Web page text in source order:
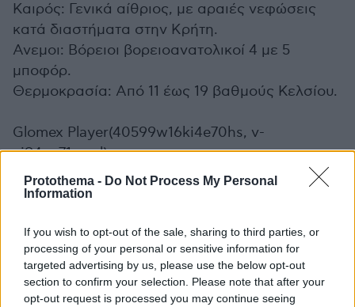
Protothema - Do Not Process My Personal
Information
If you wish to opt-out of the sale, sharing to third parties, or
processing of your personal or sensitive information for
targeted advertising by us, please use the below opt-out
section to confirm your selection. Please note that after your
opt-out request is processed you may continue seeing
Καιρός: Γενικά αίθριος, με αραιές νεφώσεις
κατά διαστήματα στην Κρήτη.
Ανεμοι: Βόρειοι βορειοανατολικοί 4 με 5
μποφόρ.
Θερμοκρασία: Από 11 έως 19 βαθμούς Κελσίου.
Glomex Player(40599w16ki4e70hs, v-
cj94gz71gqpl)
ΝΗΣΙΑ ΑΝΑΤΟΛΙΚΟΥ ΑΙΓΑΙΟΥ -
ΔΩΔΕΚΑΝΗΣΑ
Καιρός: Γενικά αίθριος.
Ανεμοι: Από βόρειες διευθύνσεις 4 με 5